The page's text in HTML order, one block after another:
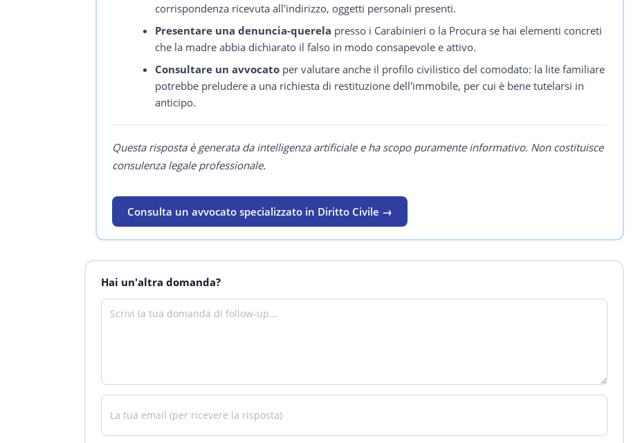
corrispondenza ricevuta all'indirizzo, oggetti personali presenti.
Presentare una denuncia-querela presso i Carabinieri o la Procura se hai elementi concreti
che la madre abbia dichiarato il falso in modo consapevole e attivo.
Consultare un avvocato per valutare anche il profilo civilistico del comodato: la lite familiare
potrebbe preludere a una richiesta di restituzione dell'immobile, per cui è bene tutelarsi in
anticipo.
Questa risposta è generata da intelligenza artificiale e ha scopo puramente informativo. Non costituisce
consulenza legale professionale.
Consulta un avvocato specializzato in Diritto Civile →
Hai un'altra domanda?